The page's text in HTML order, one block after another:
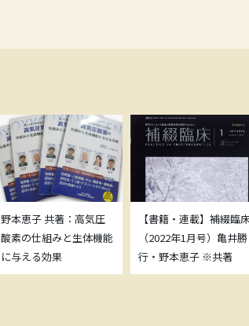
野本恵子 共著：高気圧
酸素の仕組みと生体機能
に与える効果
【書籍・連載】補綴臨
（2022年1月号）亀井勝
行・野本恵子 ※共著